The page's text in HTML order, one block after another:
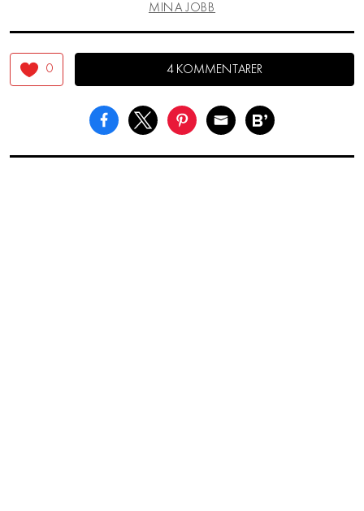
MINA JOBB
0 4 KOMMENTARER